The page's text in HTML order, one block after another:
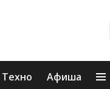
Техно Афиша